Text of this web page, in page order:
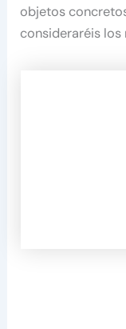
objetos
consideraréis los